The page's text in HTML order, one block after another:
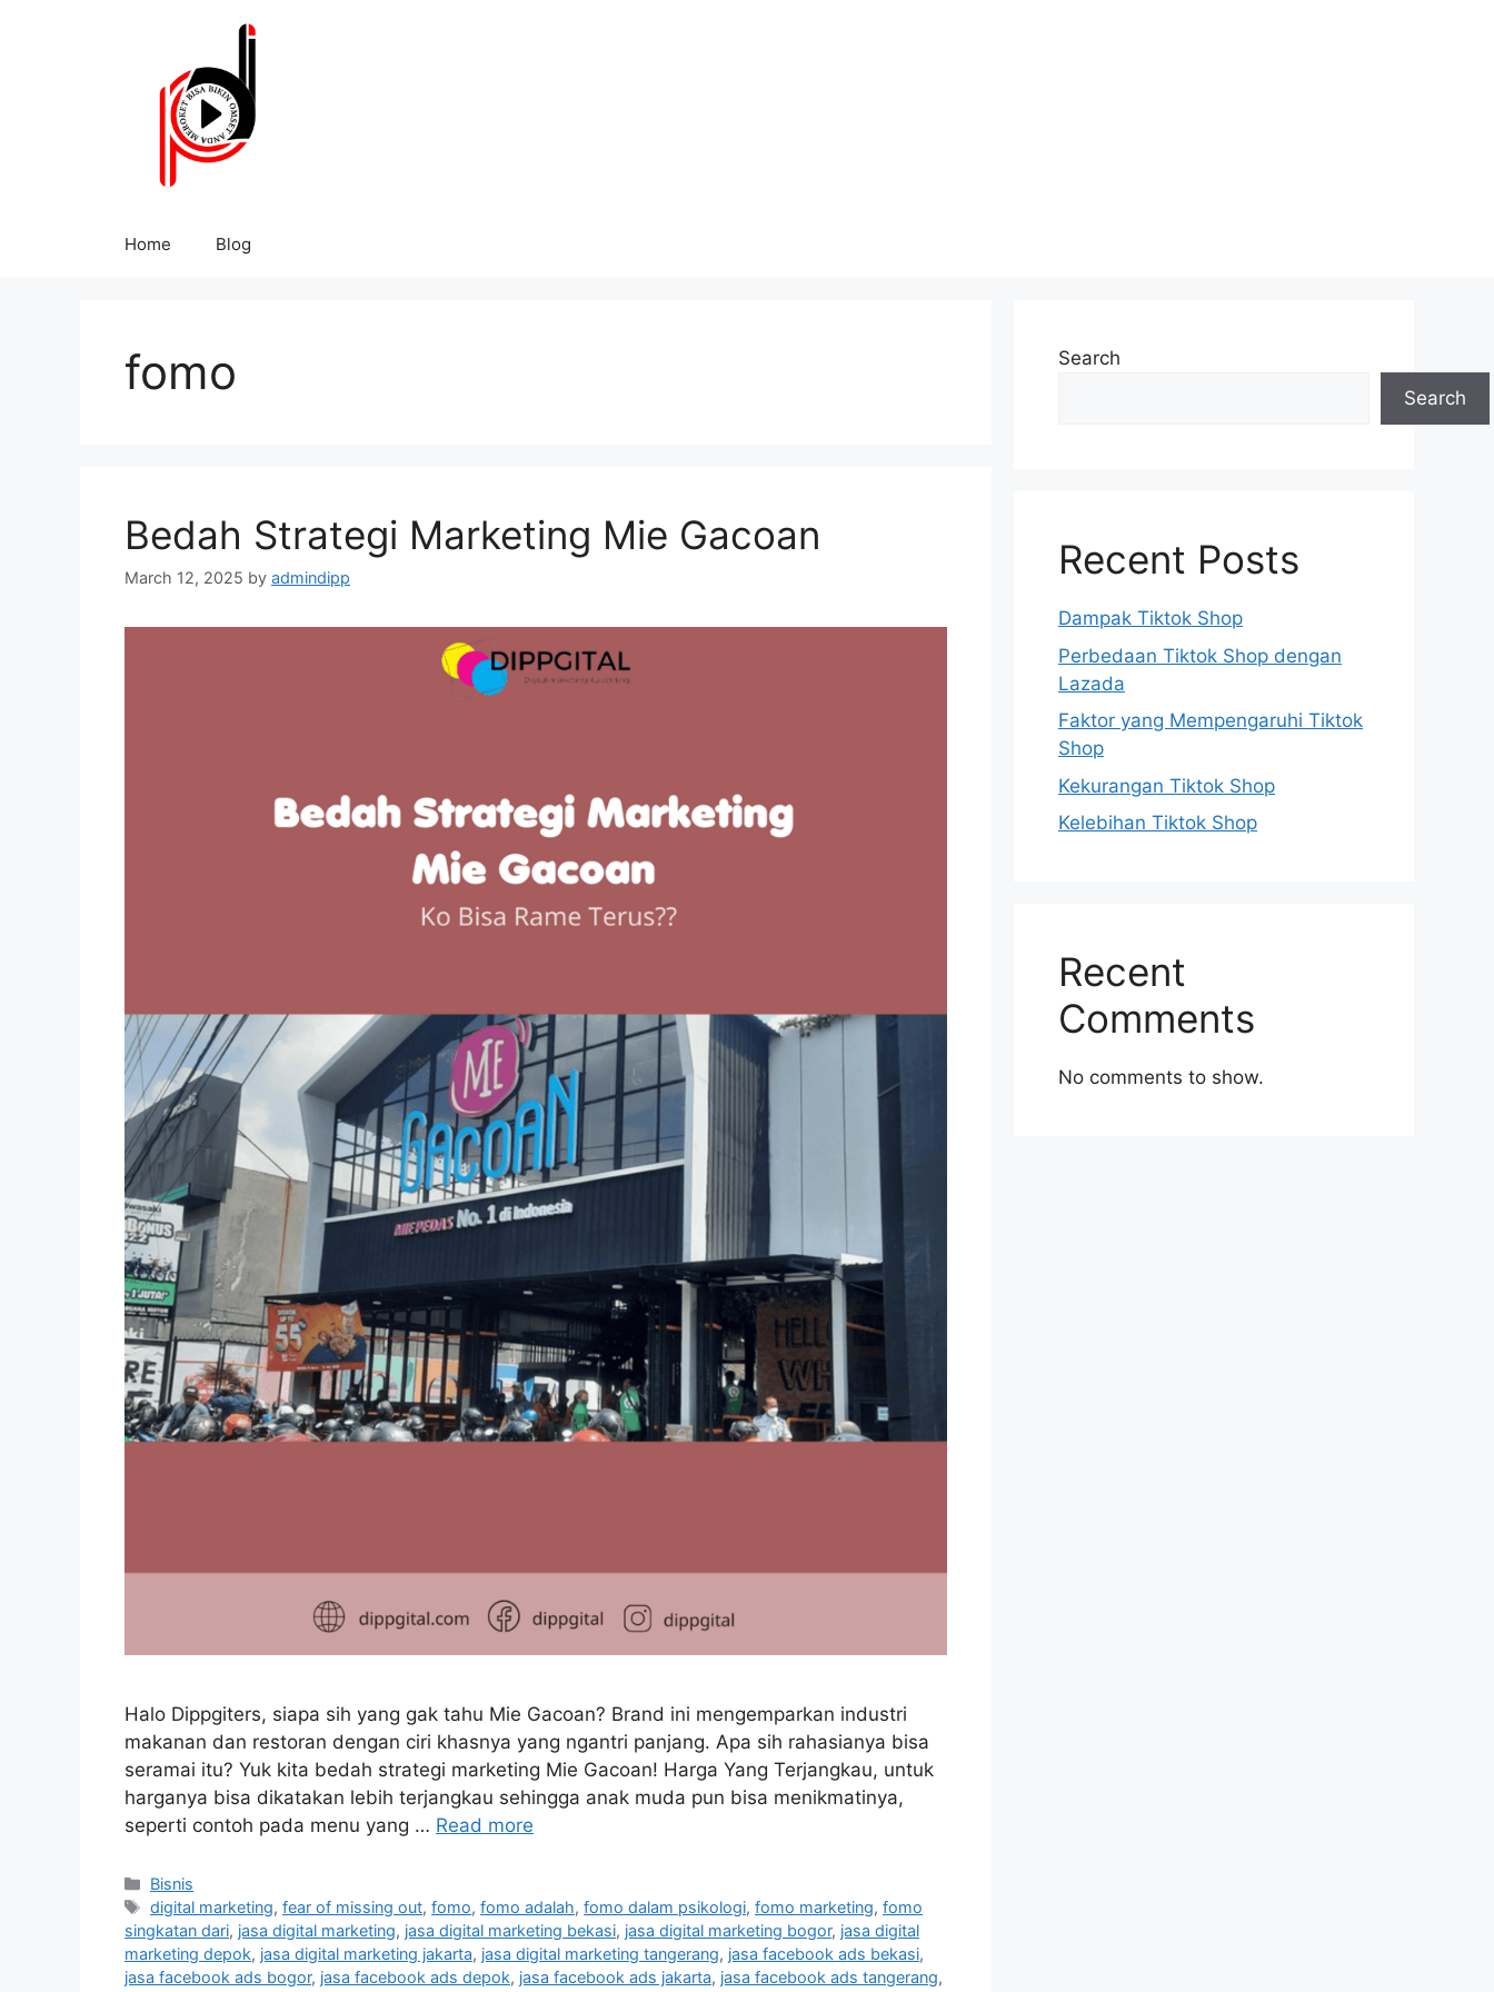
Home Blog
fomo
Bedah Strategi Marketing Mie Gacoan
March 12, 2025 by admindipp
Halo Dippgiters, siapa sih yang gak tahu Mie Gacoan? Brand ini mengemparkan industri
makanan dan restoran dengan ciri khasnya yang ngantri panjang. Apa sih rahasianya bisa
seramai itu? Yuk kita bedah strategi marketing Mie Gacoan! Harga Yang Terjangkau, untuk
harganya bisa dikatakan lebih terjangkau sehingga anak muda pun bisa menikmatinya,
seperti contoh pada menu yang … Read more
Bisnis
digital marketing,fear of missing out,fomo,fomo adalah,fomo dalam psikologi,fomo marketing,fomo
singkatan dari, jasa digital marketing, jasa digital marketing bekasi, jasa digital marketing bogor, jasa digital
marketing depok, jasa digital marketing jakarta, jasa digital marketing tangerang, jasa facebook ads bekasi,
jasa facebook ads bogor, jasa facebook ads depok, jasa facebook ads jakarta, jasa facebook ads tangerang,
Search
Search
Recent Posts
Dampak Tiktok Shop
Perbedaan Tiktok Shop dengan
Lazada
Faktor yang Mempengaruhi Tiktok
Shop
Kekurangan Tiktok Shop
Kelebihan Tiktok Shop
Recent
Comments
No comments to show.